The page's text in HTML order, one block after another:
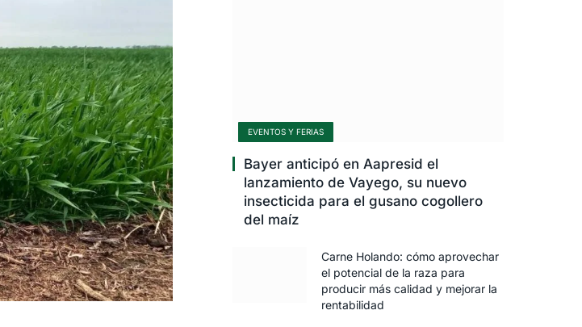
EVENTOS Y FERIAS
Bayer anticipó en Aapresid el
lanzamiento de Vayego, su nuevo
insecticida para el gusano cogollero
del maíz
Carne Holando: cómo aprovechar
el potencial de la raza para
producir más calidad y mejorar la
rentabilidad